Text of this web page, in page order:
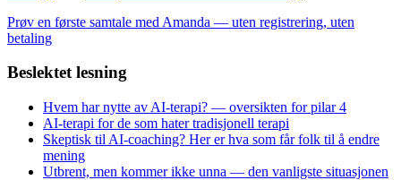
Prøv en første samtale med Amanda — uten registrering, uten
betaling
Beslektet lesning
Hvem har nytte av AI-terapi? — oversikten for pilar 4
AI-terapi for de som hater tradisjonell terapi
Skeptisk til AI-coaching? Her er hva som får folk til å endre
mening
Utbrent, men kommer ikke unna — den vanligste situasjonen